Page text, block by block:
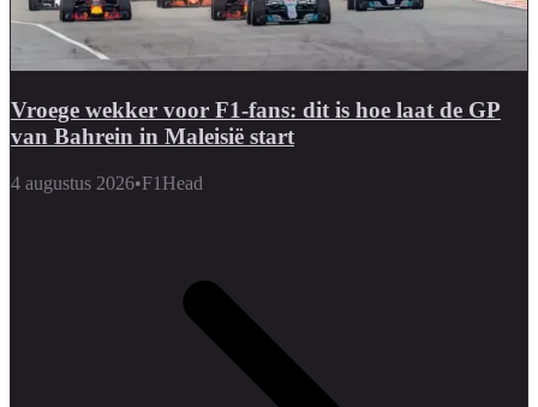
Vroege wekker voor F1-fans: dit is hoe laat de GP
van Bahrein in Maleisië start
4 augustus 2026•F1Head